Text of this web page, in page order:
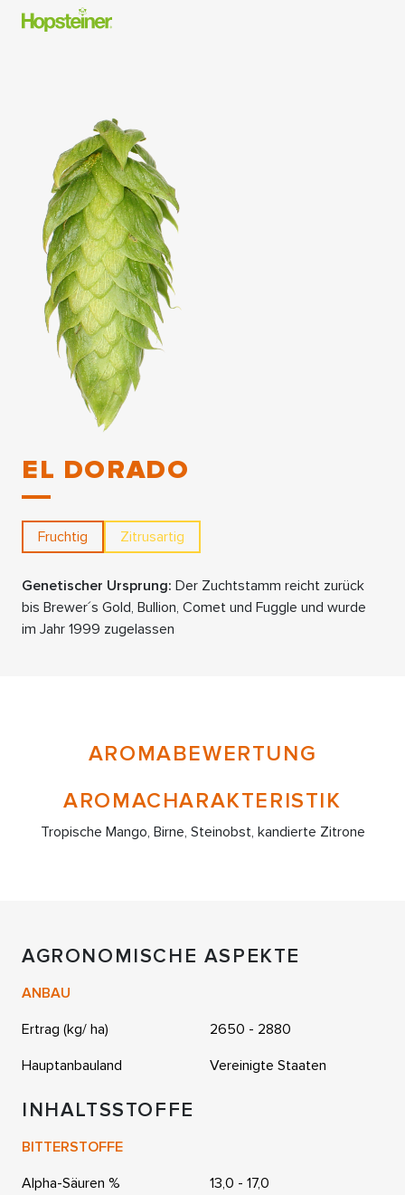
EL DORADO
Fruchtig Zitrusartig
Genetischer Ursprung: Der Zuchtstamm reicht zurück
bis Brewer´s Gold, Bullion, Comet und Fuggle und wurde
im Jahr 1999 zugelassen
AROMABEWERTUNG
AROMACHARAKTERISTIK
Tropische Mango, Birne, Steinobst, kandierte Zitrone
AGRONOMISCHE ASPEKTE
ANBAU
Ertrag (kg/ ha)
2650 - 2880
Hauptanbauland
Vereinigte Staaten
INHALTSSTOFFE
BITTERSTOFFE
Alpha-Säuren %
13,0 - 17,0